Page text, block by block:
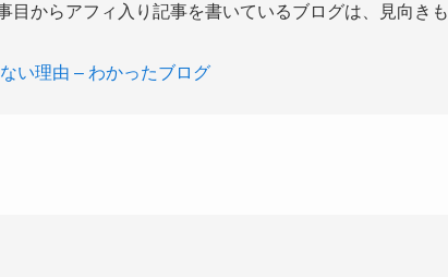
目からアフィ入り記事を書いているブログは、見向きも
い理由 – わかったブログ